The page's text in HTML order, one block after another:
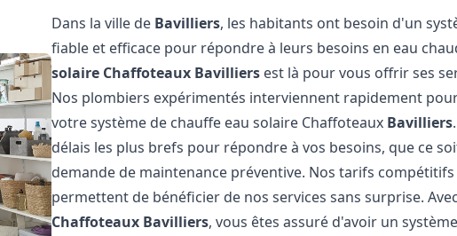
Dans la ville de Bavilliers, les habitants ont besoin d'un
fiable et efficace pour répondre à leurs besoins en eau
solaire Chaffoteaux Bavilliers est là pour vous offrir ses
Nos plombiers expérimentés interviennent rapidement
votre système de chauffe eau solaire Chaffoteaux Bavilliers
délais les plus brefs pour répondre à vos besoins, que ce
demande de maintenance préventive. Nos tarifs
permettent de bénéficier de nos services sans surprise. Avec
Chaffoteaux Bavilliers, vous êtes assuré d'avoir un